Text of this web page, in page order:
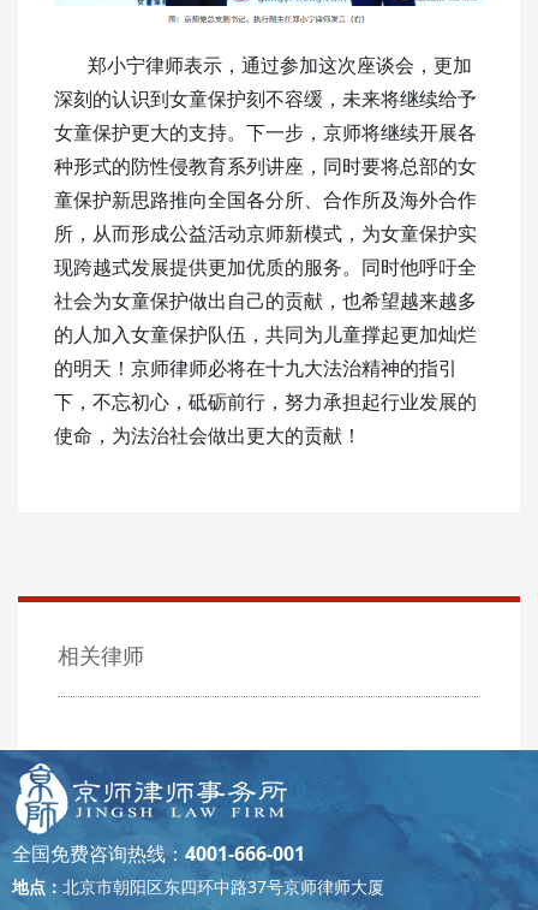
郑小宁律师表示，通过参加这次座谈会，更加
深刻的认识到女童保护刻不容缓，未来将继续给予
女童保护更大的支持。下一步，京师将继续开展各
种形式的防性侵教育系列讲座，同时要将总部的女
童保护新思路推向全国各分所、合作所及海外合作
所，从而形成公益活动京师新模式，为女童保护实
现跨越式发展提供更加优质的服务。同时他呼吁全
社会为女童保护做出自己的贡献，也希望越来越多
的人加入女童保护队伍，共同为儿童撑起更加灿烂
的明天！京师律师必将在十九大法治精神的指引
下，不忘初心，砥砺前行，努力承担起行业发展的
使命，为法治社会做出更大的贡献！
相关律师
全国免费咨询热线： 4001-666-001
地点： 北京市朝阳区东四环中路37号京师律师大厦